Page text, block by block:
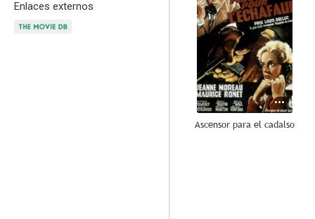
Enlaces externos
Ascensor para el cadalso